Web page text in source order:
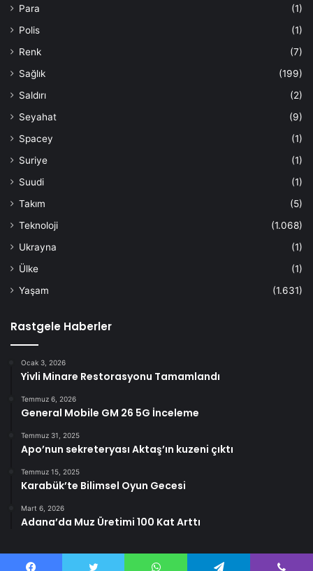
Para
(1)
Polis
(1)
Renk
(7)
Sağlık
(199)
Saldırı
(2)
Seyahat
(9)
Spacey
(1)
Suriye
(1)
Suudi
(1)
Takım
(5)
Teknoloji
(1.068)
Ukrayna
(1)
Ülke
(1)
Yaşam
(1.631)
Rastgele Haberler
Ocak 3, 2026
Yivli Minare Restorasyonu Tamamlandı
Temmuz 6, 2026
General Mobile GM 26 5G İnceleme
Temmuz 31, 2025
Apo’nun sekreteryası Aktaş’ın kuzeni çıktı
Temmuz 15, 2025
Karabük’te Bilimsel Oyun Gecesi
Mart 6, 2026
Adana’da Muz Üretimi 100 Kat Arttı